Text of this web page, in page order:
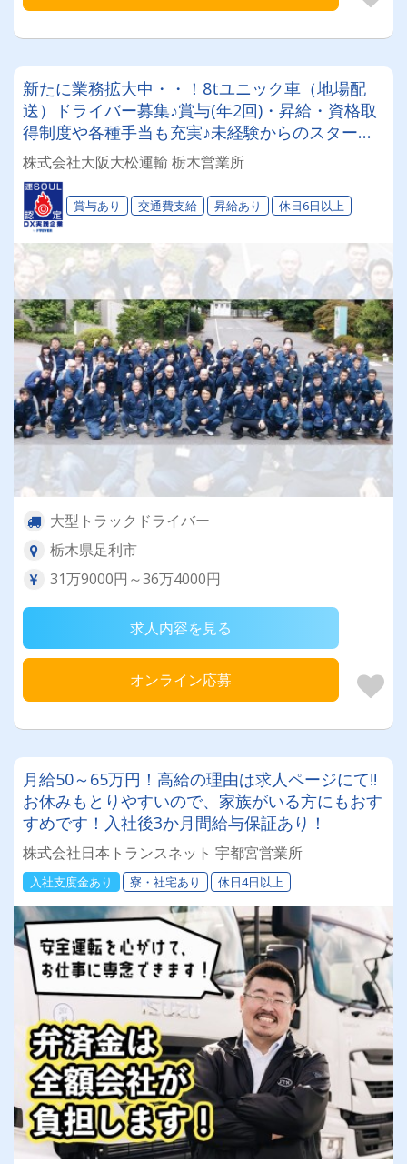
新たに業務拡大中・・！8tユニック車（地場配
送）ドライバー募集♪賞与(年2回)・昇給・資格取
得制度や各種手当も充実♪未経験からのスタート
も大歓迎！安定企業で腰を据えて働きませんか⁉
株式会社大阪大松運輸 栃木営業所
賞与あり 交通費支給 昇給あり 休日6日以上
大型トラックドライバー
栃木県足利市
31万9000円～36万4000円
求人内容を見る
オンライン応募
月給50～65万円！高給の理由は求人ページにて!!
お休みもとりやすいので、家族がいる方にもおす
すめです！入社後3か月間給与保証あり！
株式会社日本トランスネット 宇都宮営業所
入社支度金あり 寮・社宅あり 休日4日以上